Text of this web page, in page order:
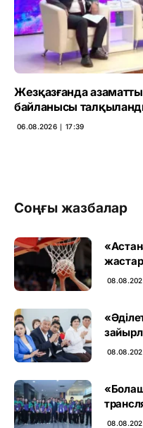
Жезқазғанда
байланысы
06.08.2026 ∣ 17:39
Соңғы жазбалар
көрген